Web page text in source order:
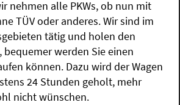
nehmen alle PKWs, ob nun mit
TÜV oder anderes. Wir sind im
tätig und holen den
bequemer werden Sie einen
können. Dazu wird der Wagen
24 Stunden geholt, mehr
nicht wünschen.